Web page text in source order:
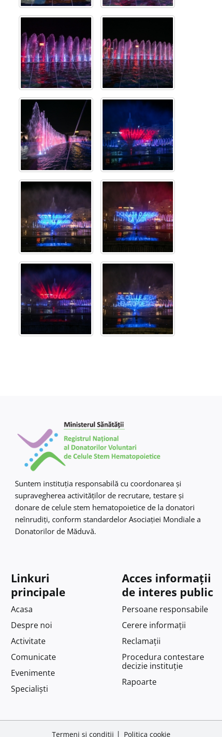
Suntem instituţia responsabilă cu coordonarea şi
supravegherea activităţilor de recrutare, testare şi
donare de celule stem hematopoietice de la donatori
neînrudiţi, conform standardelor Asociaţiei Mondiale a
Donatorilor de Măduvă.
Linkuri
principale
Acasa
Despre noi
Activitate
Comunicate
Evenimente
Specialiști
Acces informații
de interes public
Persoane responsabile
Cerere informații
Reclamații
Procedura contestare
decizie instituție
Rapoarte
Termeni și condiții Politica cookie